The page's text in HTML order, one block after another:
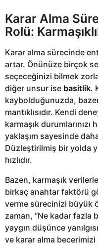
Karar Alma
Rolü:
Karar alma sürecinde
artar. Önünüze birçok
seçeceğinizi bilmek
diğer unsur ise basitlik.
kaybolduğunuzda,
mantıklısıdır. Kendi
karmaşık
yaklaşım sayesinde
Düzleştirilmiş bir yolda
hızlıdır.
Bazen, karmaşık
birkaç anahtar faktörü
verme sürecinizi büyük
zaman, “Ne kadar fazla
yaygın düşünce
ve karar alma becerimizi